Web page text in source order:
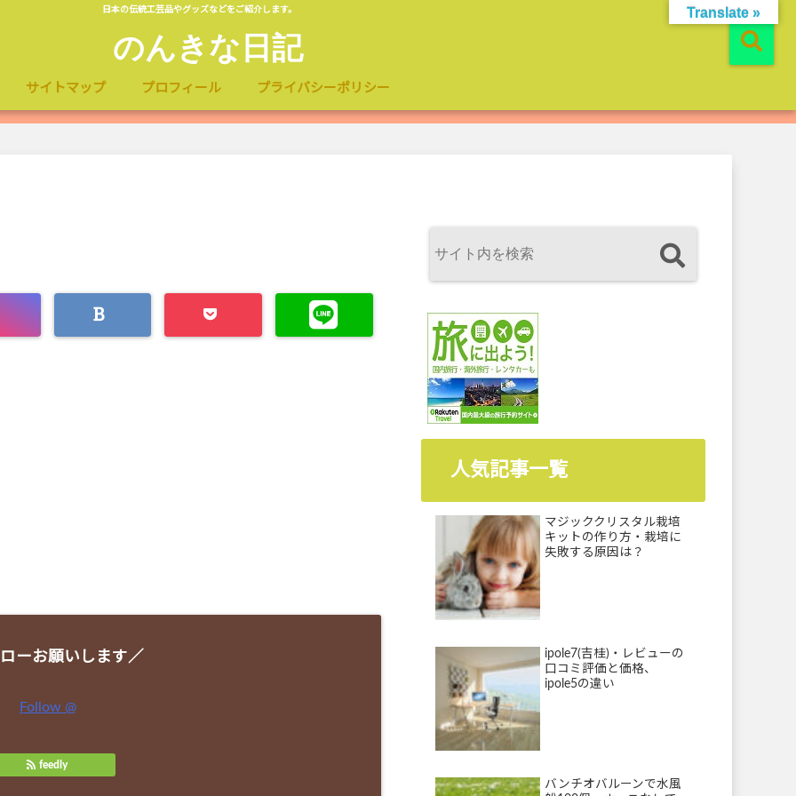
日本の伝統工芸品やグッズなどをご紹介します。
のんきな日記
サイトマップ プロフィール プライバシーポリシー
ーお願いします／
Follow @
feedly
人気記事一覧
マジッククリスタル栽培
キットの作り方・栽培に
失敗する原因は？
ipole7(吉桂)・レビューの
口コミ評価と価格、
ipole5の違い
バンチオバルーンで水風
Translate »